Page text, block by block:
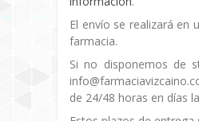
El envío se realizará en
farmacia.
Si no disponemos de
de 24/48 horas en días